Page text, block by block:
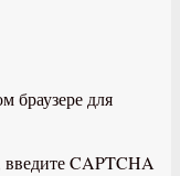
браузере для
CAPTCHA